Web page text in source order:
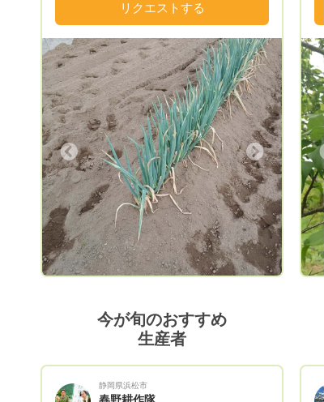
リクエストする
Next
9
(
ロ
Previous
今が旬のおすすめ
生産者
静岡県浜松市